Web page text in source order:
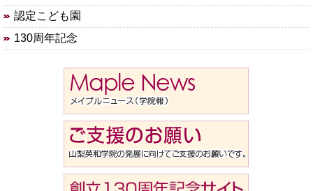
認定こども園
130周年記念